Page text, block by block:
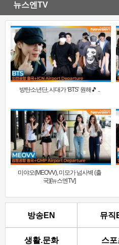
뉴스엔TV
방탄소년단, 시대가 ‘BTS’ 원해🎵 ..
미야오(MEOVV), 미모가 넘사벽 (출
국)[뉴스엔TV]
방송EN 뮤직
생활.문화 스